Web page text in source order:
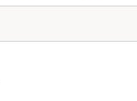
名様までご案内できます。)
個室をご用意。